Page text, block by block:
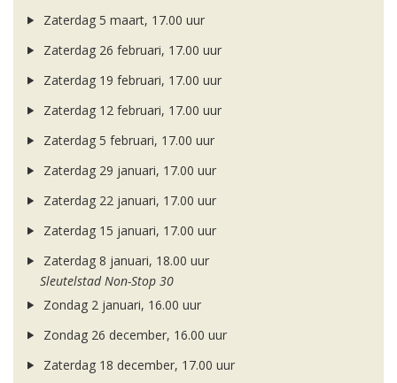
Zaterdag 5 maart, 17.00 uur
Zaterdag 26 februari, 17.00 uur
Zaterdag 19 februari, 17.00 uur
Zaterdag 12 februari, 17.00 uur
Zaterdag 5 februari, 17.00 uur
Zaterdag 29 januari, 17.00 uur
Zaterdag 22 januari, 17.00 uur
Zaterdag 15 januari, 17.00 uur
Zaterdag 8 januari, 18.00 uur
Sleutelstad Non-Stop 30
Zondag 2 januari, 16.00 uur
Zondag 26 december, 16.00 uur
Zaterdag 18 december, 17.00 uur